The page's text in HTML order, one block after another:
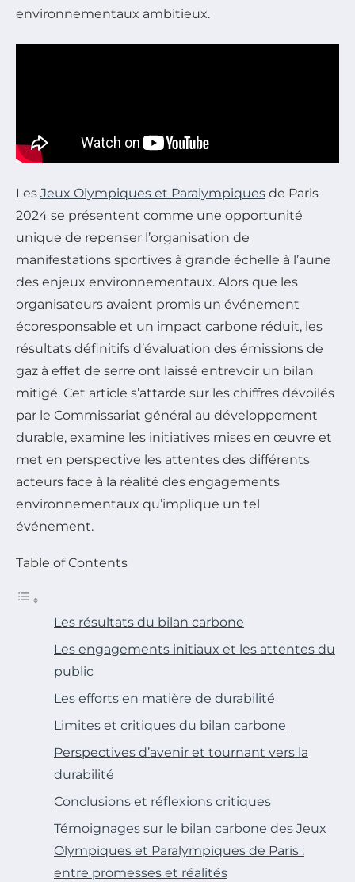
environnementaux ambitieux.
Les Jeux Olympiques et Paralympiques de Paris
2024 se présentent comme une opportunité
unique de repenser l’organisation de
manifestations sportives à grande échelle à l’aune
des enjeux environnementaux. Alors que les
organisateurs avaient promis un événement
écoresponsable et un impact carbone réduit, les
résultats définitifs d’évaluation des émissions de
gaz à effet de serre ont laissé entrevoir un bilan
mitigé. Cet article s’attarde sur les chiffres dévoilés
par le Commissariat général au développement
durable, examine les initiatives mises en œuvre et
met en perspective les attentes des différents
acteurs face à la réalité des engagements
environnementaux qu’implique un tel
événement.
Table of Contents
Les résultats du bilan carbone
Les engagements initiaux et les attentes du
public
Les efforts en matière de durabilité
Limites et critiques du bilan carbone
Perspectives d’avenir et tournant vers la
durabilité
Conclusions et réflexions critiques
Témoignages sur le bilan carbone des Jeux
Olympiques et Paralympiques de Paris :
entre promesses et réalités